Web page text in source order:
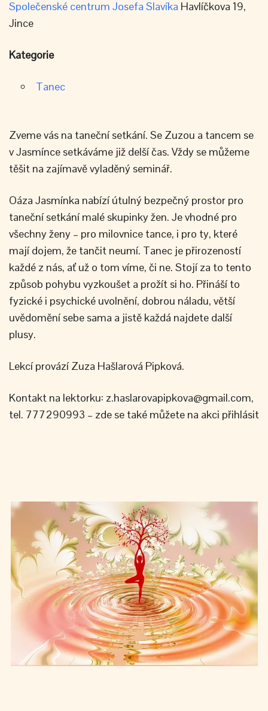
Společenské centrum Josefa Slavíka Havlíčkova 19,
Jince
Kategorie
Tanec
Zveme vás na taneční setkání. Se Zuzou a tancem se
v Jasmínce setkáváme již delší čas. Vždy se můžeme
těšit na zajímavě vyladěný seminář.
Oáza Jasmínka nabízí útulný bezpečný prostor pro
taneční setkání malé skupinky žen. Je vhodné pro
všechny ženy – pro milovnice tance, i pro ty, které
mají dojem, že tančit neumí. Tanec je přirozeností
každé z nás, ať už o tom víme, či ne. Stojí za to tento
způsob pohybu vyzkoušet a prožít si ho. Přináší to
fyzické i psychické uvolnění, dobrou náladu, větší
uvědomění sebe sama a jistě každá najdete další
plusy.
Lekcí provází Zuza Hašlarová Pipková.
Kontakt na lektorku: z.haslarovapipkova@gmail.com,
tel. 777290993 – zde se také můžete na akci přihlásit